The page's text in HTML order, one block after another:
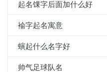
起名馃字后面加什么好
褕字起名寓意
螾起什么名字好
帅气足球队名